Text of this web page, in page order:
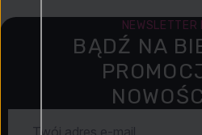
NEWSLETTER
BĄDŹ NA